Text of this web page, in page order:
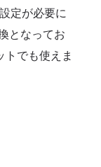
定が必要に
となってお
トでも使えま